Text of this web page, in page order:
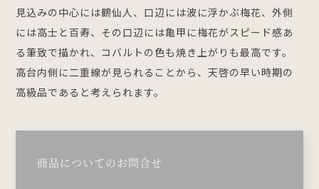
見込みの中心には鶴仙人、口辺には波に浮かぶ梅花、外側
には高士と百寿、その口辺には亀甲に梅花がスピード感あ
る筆致で描かれ、コバルトの色も焼き上がりも最高です。
高台内側に二重線が見られることから、天啓の早い時期の
高級品であると考えられます。
商品についてのお問合せ